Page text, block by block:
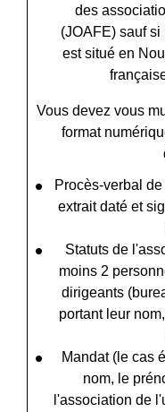
des
(JOAFE) sauf
est situé en
Vous devez vous
format
Procès-verbal
extrait daté et
Statuts de
moins 2
dirigeants
portant leur
Mandat (le cas
nom, le
l'association de